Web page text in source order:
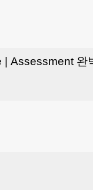
| Assessment 완